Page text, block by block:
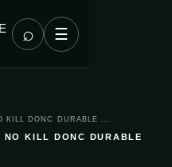
⌕ ☰
KILL DONC DURABLE ...
KILL DONC DURABLE